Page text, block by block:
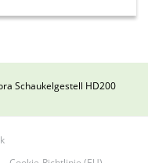
Schaukelgestell HD200